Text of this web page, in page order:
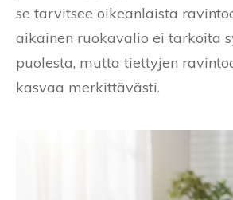
se tarvitsee oikeanlaista
aikainen ruokavalio ei tarkoita
puolesta, mutta tiettyjen
kasvaa merkittävästi.